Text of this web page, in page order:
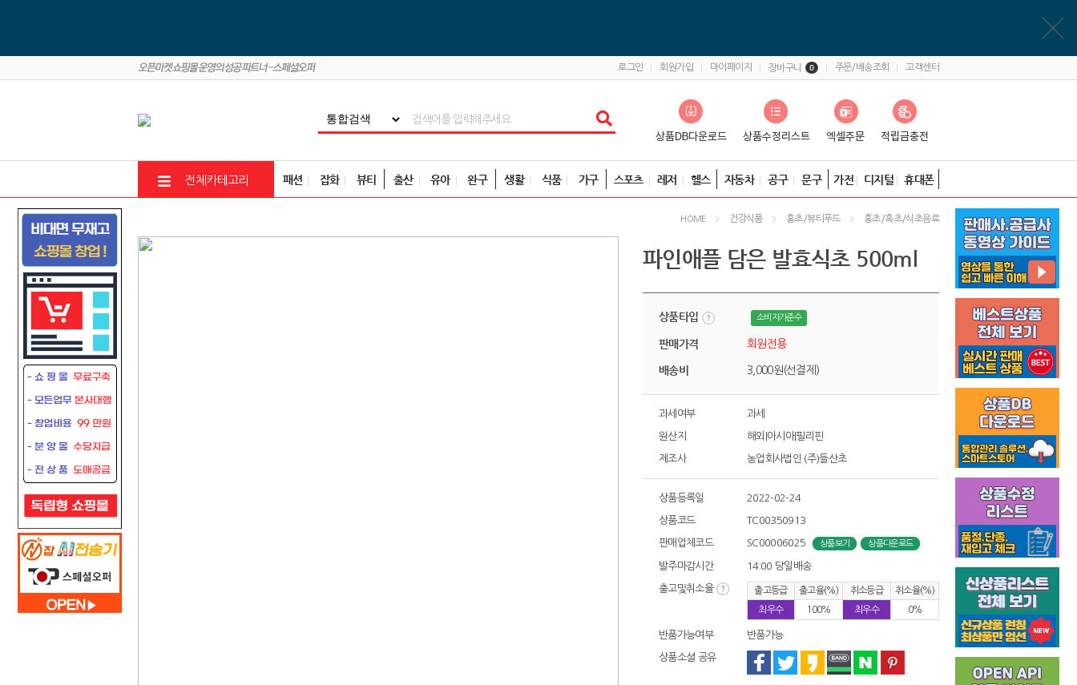
로그인 회원가입 마이페이지 장바구니 0 주문/배송조회 고객센터
전체카테고리 패션 잡화 뷰티 출산 유아 완구 생활 식품 가구 스포츠 레저 헬스 자동차 공구 문구 가전 디지털 휴대폰
HOME 건강식품 홍초/뷰티푸드 홍초/흑초/식초음료
파인애플 담은 발효식초 500ml
상품타입 소비자가준수
판매가격 회원전용
배송비 3,000원(선결제)
과세여부 과세
원산지 해외|아시아|필리핀
제조사 농업회사법인 (주)들산초
상품등록일 2022-02-24
상품코드 TC00350913
판매업체코드 SC00006025 상품보기 상품다운로드
발주마감시간 14:00 당일배송
출고및취소율 출고등급 출고율(%) 취소등급
취소율(%)
최우수
100% 최우수 0%
반품가능여부 반품가능
상품소셜 공유